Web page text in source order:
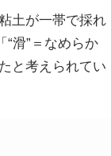
土が一帯で採れ
“滑”＝なめらか
と考えられてい